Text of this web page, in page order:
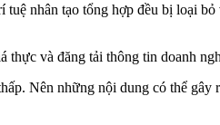
nhân tạo tổng hợp đều bị loại
và đăng tải thông tin doanh
Nên những nội dung có thể